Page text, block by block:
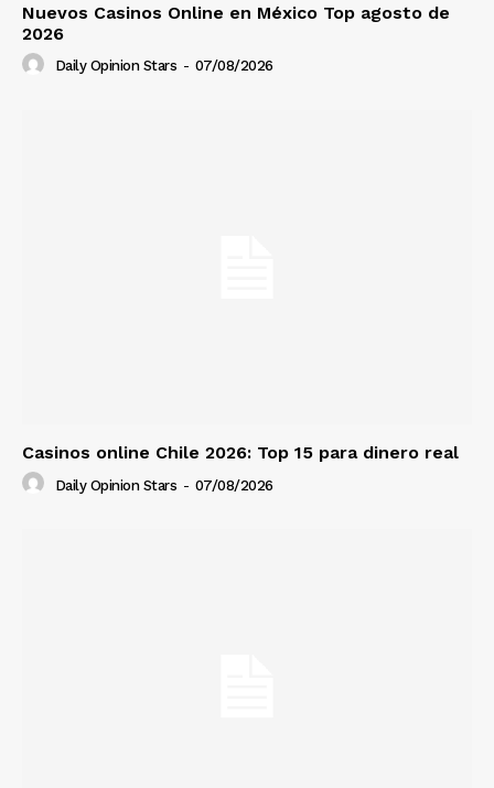
Nuevos Casinos Online en México Top agosto de
2026
Daily Opinion Stars - 07/08/2026
Casinos online Chile 2026: Top 15 para dinero real
Daily Opinion Stars - 07/08/2026